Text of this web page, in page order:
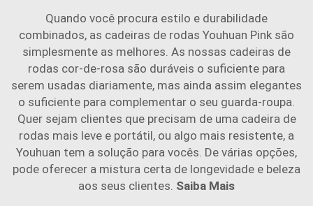
Quando você procura estilo e durabilidade
combinados, as cadeiras de rodas Youhuan Pink são
simplesmente as melhores. As nossas cadeiras de
rodas cor-de-rosa são duráveis o suficiente para
serem usadas diariamente, mas ainda assim elegantes
o suficiente para complementar o seu guarda-roupa.
Quer sejam clientes que precisam de uma cadeira de
rodas mais leve e portátil, ou algo mais resistente, a
Youhuan tem a solução para vocês. De várias opções,
pode oferecer a mistura certa de longevidade e beleza
aos seus clientes. Saiba Mais